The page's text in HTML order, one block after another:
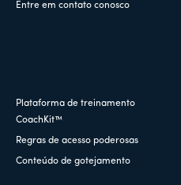
Entre em contato conosco
Plataforma de treinamento
CoachKit™
Regras de acesso poderosas
Conteúdo de gotejamento